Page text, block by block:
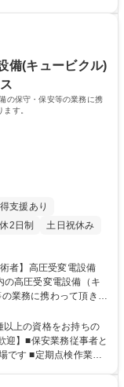
業
備(キュービクル)
の保守・保安等の業務に携
す。
支援あり
2日制
土日祝休み
業務に携わって頂きま
（キ
が法令で義務付けられ
視システムサービスを
ナンスサービスをご提
上の資格をお持ちの